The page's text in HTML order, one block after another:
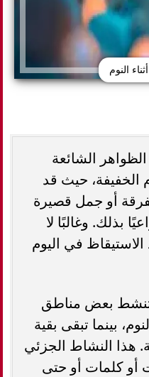
النوم
الشائعة
الخفيفة، حيث قد
أو جمل قصيرة
بذلك. وغالبًا لا
في اليوم
تنشط بعض مناطق
بينما تبقى بقية
هذا النشاط الجزئي
أو كلمات أو حتى